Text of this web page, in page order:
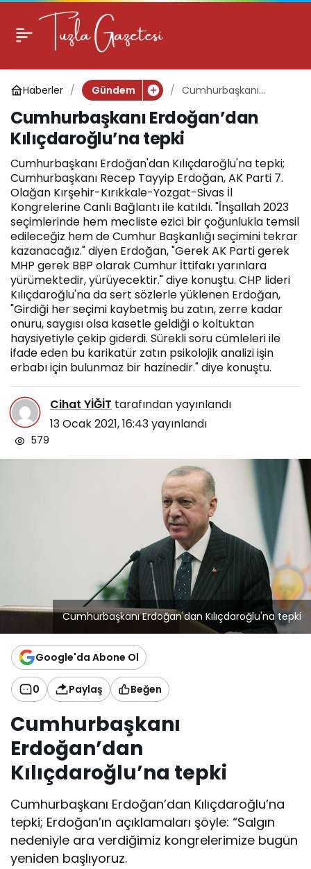
Haberler Gündem
Cumhurbaşkanı
Kılıçdaroğlu’na tepki
Cumhurbaşkanı Erdoğan’dan
Kılıçdaroğlu’na tepki
Cumhurbaşkanı Erdoğan'dan Kılıçdaroğlu'na tepki;
Cumhurbaşkanı Recep Tayyip Erdoğan, AK Parti 7.
Olağan Kırşehir-Kırıkkale-Yozgat-Sivas İl
Kongrelerine Canlı Bağlantı ile katıldı. "İnşallah 2023
seçimlerinde hem mecliste ezici bir çoğunlukla temsil
edileceğiz hem de Cumhur Başkanlığı seçimini tekrar
kazanacağız." diyen Erdoğan, "Gerek AK Parti gerek
MHP gerek BBP olarak Cumhur İttifakı yarınlara
yürümektedir, yürüyecektir." diye konuştu. CHP lideri
Kılıçdaroğlu'na da sert sözlerle yüklenen Erdoğan,
"Girdiği her seçimi kaybetmiş bu zatın, zerre kadar
onuru, saygısı olsa kasetle geldiği o koltuktan
haysiyetiyle çekip giderdi. Sürekli soru cümleleri ile
ifade eden bu karikatür zatın psikolojik analizi işin
erbabı için bulunmaz bir hazinedir." diye konuştu.
Cihat YİĞİT tarafından yayınlandı
13 Ocak 2021, 16:43yayınlandı
579
Cumhurbaşkanı Erdoğan'dan Kılıçdaroğlu'na tepki
Google'da Abone Ol
0 Paylaş Beğen
Cumhurbaşkanı
Erdoğan’dan
Kılıçdaroğlu’na tepki
Cumhurbaşkanı Erdoğan’dan Kılıçdaroğlu’na
tepki; Erdoğan’ın açıklamaları şöyle: “Salgın
nedeniyle ara verdiğimiz kongrelerimize bugün
yeniden başlıyoruz.
Cumhurbaşkanı
Kılıçdaroğlu’na tepki